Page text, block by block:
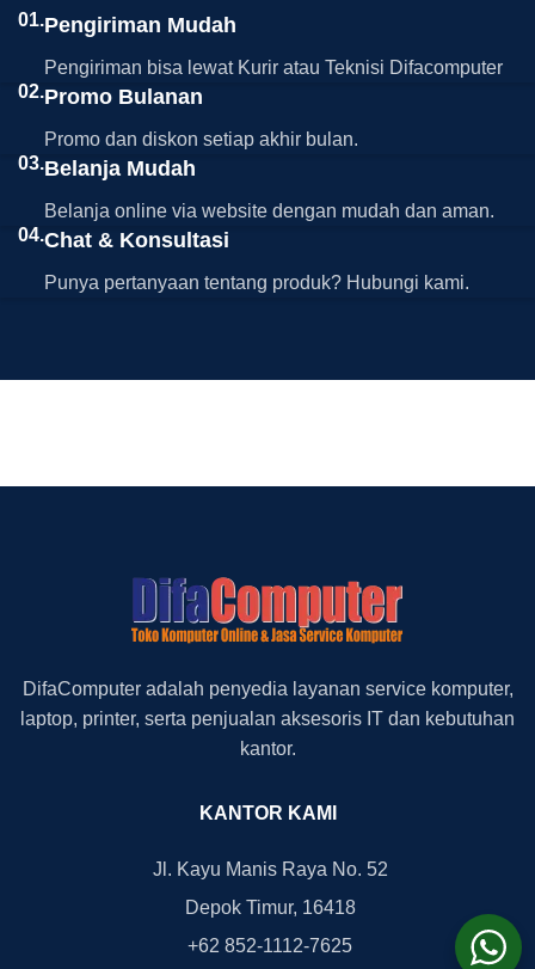
01.Pengiriman Mudah
Pengiriman bisa lewat Kurir atau Teknisi Difacomputer
02.Promo Bulanan
Promo dan diskon setiap akhir bulan.
03.Belanja Mudah
Belanja online via website dengan mudah dan aman.
04.Chat & Konsultasi
Punya pertanyaan tentang produk? Hubungi kami.
DifaComputer adalah penyedia layanan service komputer,
laptop, printer, serta penjualan aksesoris IT dan kebutuhan
kantor.
KANTOR KAMI
Jl. Kayu Manis Raya No. 52
Depok Timur, 16418
+62 852-1112-7625